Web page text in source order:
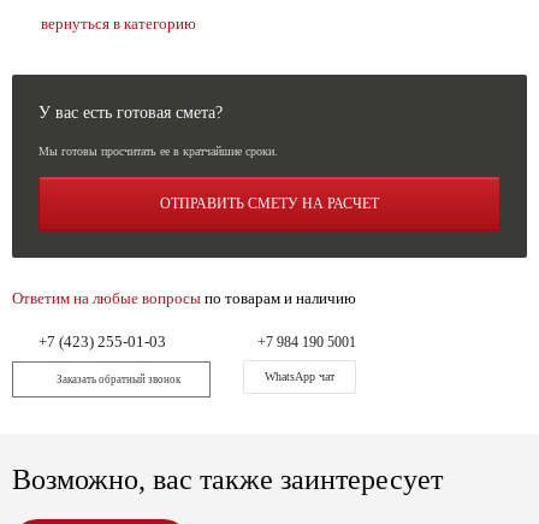
вернуться в категорию
У вас есть готовая смета?
Мы готовы просчитать ее в кратчайшие сроки.
ОТПРАВИТЬ СМЕТУ НА РАСЧЕТ
Ответим на любые вопросы по товарам и наличию
+7 (423) 255-01-03
Заказать обратный звонок
+7 984 190 5001
WhatsApp чат
Возможно, вас также заинтересует